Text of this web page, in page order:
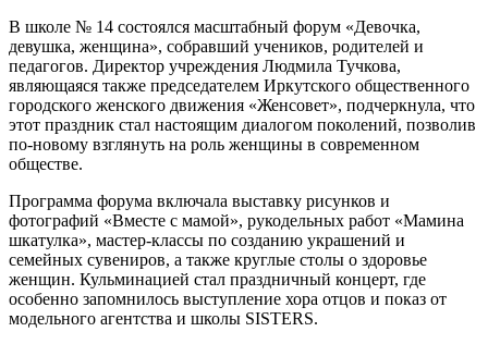
В школе № 14 состоялся масштабный форум «Девочка,
девушка, женщина», собравший учеников, родителей и
педагогов. Директор учреждения Людмила Тучкова,
являющаяся также председателем Иркутского общественного
городского женского движения «Женсовет», подчеркнула, что
этот праздник стал настоящим диалогом поколений, позволив
по-новому взглянуть на роль женщины в современном
обществе.
Программа форума включала выставку рисунков и
фотографий «Вместе с мамой», рукодельных работ «Мамина
шкатулка», мастер-классы по созданию украшений и
семейных сувениров, а также круглые столы о здоровье
женщин. Кульминацией стал праздничный концерт, где
особенно запомнилось выступление хора отцов и показ от
модельного агентства и школы SISTERS.